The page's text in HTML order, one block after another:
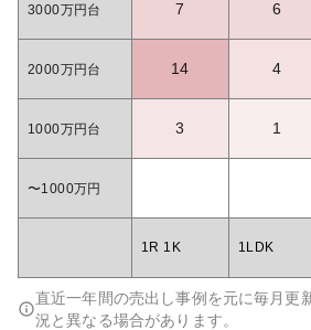
3000万円台 7 6
2000万円台 14 4
1000万円台 3 1
〜1000万円
1R 1K 1LDK
直近一年間の売出し事例を元に毎月更
況と異なる場合があります。